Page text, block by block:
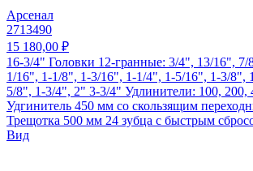
Арсенал
2713490
15 180,00 ₽
16-3/4" Головки 12-гранные: 3/4", 13/16",
1/16", 1-1/8", 1-3/16", 1-1/4", 1-5/16", 1-3/8",
5/8", 1-3/4", 2" 3-3/4" Удлинители: 100, 200,
Удгинитель 450 мм со скользящим
Трещотка 500 мм 24 зубца с быстрым
Вид